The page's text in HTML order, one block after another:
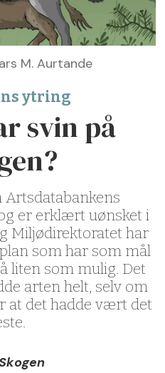
M. Aurtande
ytring
svin på
Artsdatabankens
er erklært uønsket i
Miljødirektoratet har
som har som mål
liten som mulig. Det
arten helt, selv om
at det hadde vært det